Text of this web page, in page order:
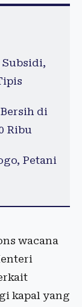
Subsidi,
di
Ribu
Petani
wacana
kapal yang